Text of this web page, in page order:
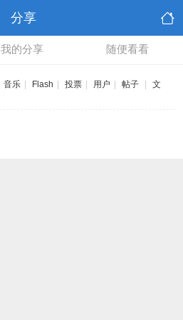
分享
我的分享 随便看看
音乐 Flash 投票 用户 帖子
文